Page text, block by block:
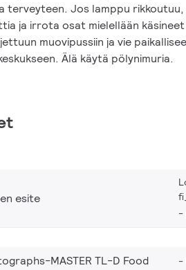
terveyteen. Jos lamppu
ja irrota osat mielellään
muovipussiin ja vie
Älä käytä pölynimuria.
esite
MASTER TL-D Food